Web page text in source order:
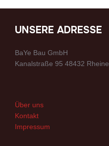
UNSERE ADRESSE
BaYe Bau GmbH
Kanalstraße 95 48432 Rheine
Über uns
Kontakt
Impressum